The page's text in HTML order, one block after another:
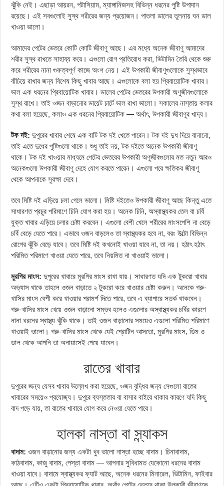
ঝুঁকি নেই। এছাড়া আয়রন, পটাসিয়াম, ম্যাঙ্গানিজসহ বিভিন্ন ধরনের পুষ্টি উপাদান
রয়েছে। এই সবগুলোই সুস্থ শরীরের জন্য প্রয়োজন। পাতলা ডালের তুলনায় ঘন ডাল
খাওয়া ভালো।
আমাদের পেটের ভেতরে কোটি কোটি জীবাণু আছে। এর মধ্যে অনেক জীবাণু আমাদের
শরীর সুস্থ রাখতে সাহায্য করে। এগুলো রোগ প্রতিরোধ করা, ভিটামিন তৈরি থেকে শুরু
করে শরীরের নানা গুরুত্বপূর্ণ কাজে অংশ নেয়। এই উপকারী জীবাণুগুলোকে সুস্থভাবে
বাঁচিয়ে রাখার জন্য বিশেষ কিছু খাবার আছে। এগুলোকে বলা হয় প্রিবায়োটিক খাবার।
ডাল এক ধরনের প্রিবায়োটিক খাবার। ডালের পেটের ভেতরের উপকারী অণুজীবগুলোকে
সুস্থ রাখে। তাই ওজন বাড়ানোর ডায়েট চার্টে ডাল রাখা ভালো। সকালের নাস্তায় কলার
কথা বলা হয়েছে, কলাও এক ধরনের প্রিবায়োটিক — অর্থাৎ, উপকারী জীবাণুর খাদ্য।
টক দই: দুপুরের খাবার শেষে এক বাটি টক দই খেতে পারেন। টক দই দুধ দিয়ে বানানো,
তাই এতে দুধের পুষ্টিগুলো থাকে। শুধু তাই নয়, টক দইতে অনেক উপকারী জীবাণু
থাকে। টক দই খাওয়ার মাধ্যমে পেটের ভেতরের উপকারী অণুজীবগুলোর মত নতুন আরও
অনেকগুলো উপকারী জীবাণু দেহে যোগ করতে পারেন। এগুলো পরে ক্ষতিকর জীবাণু
থেকে আপনাকে সুরক্ষা দেবে।
তবে মিষ্টি দই এড়িয়ে চলা গেলে ভালো। মিষ্টি দইতেও উপকারী জীবাণু আছে কিন্তু এতে
সাধারণত প্রচুর পরিমাণে চিনি যোগ করা হয়। অনেক চিনি, অস্বাস্থ্যকর তেল বা চর্বি
যুক্ত খাবার এড়িয়ে চলার চেষ্টা করবেন। এগুলো বেশী খেলে শরীরের মাংসপেশি না বেড়ে
চর্বি বেড়ে যেতে পারে। এভাবে ওজন বাড়লেও তা স্বাস্থ্যকর হবে না, বরং উল্টো বিভিন্ন
রোগের ঝুঁকি বেড়ে যাবে। তবে মিষ্টি দই কখনোই খাওয়া যাবে না, তা নয়। হঠাৎ হঠাৎ
পরিমিত পরিমাণে খাওয়া যেতে পারে, তবে নিয়মিত না খাওয়াই ভালো।
মুরগির মাংস: দুপুরের খাবারে মুরগির মাংস রাখা যায়। সাধারণত যদি এক টুকরো খাবার
অভ্যাস থাকে তাহলে ওজন বাড়াতে ২ টুকরো করে খাওয়ার চেষ্টা করুন। অনেকে গরু-
খাসির মাংস বেশী করে খাওয়ার পরামর্শ দিতে পারে, তবে এ ব্যাপারে সতর্ক থাকবেন।
গরু-খাসির মাংস খেয়ে ওজন বাড়ানো সম্ভব হলেও এগুলোর অস্বাস্থ্যকর চর্বির কারণে
নানা ধরনের স্বাস্থ্য ঝুঁকি থাকে। তাই ওজন বাড়ানোর সময়েও এগুলো পরিমিত পরিমাণে
খাওয়াই ভালো। গরু-খাসির মাংস থেকে যেই প্রোটিন আসতো, মুরগির মাংস, ডিম ও
ডাল থেকে আপনি তা অনায়াসেই পেয়ে যাবেন।
রাতের খাবার
দুপুরের জন্য যেসব খাবার উল্লেখ করা হয়েছে, ওজন বৃদ্ধির জন্য সেগুলো রাতের
খাবারের সময়েও প্রযোজ্য। দুপুরে ব্যস্ততার বা বাসার বাইরে থাকার কারণে যদি কিছু
বাদ পড়ে যায়, তা রাতের খাবারে যোগ করে নেওয়া যেতে পারে।
হালকা নাস্তা বা স্ন্যাকস
বাদাম: ওজন বাড়ানোর জন্য একটা খুব ভালো নাস্তা হচ্ছে বাদাম। চিনাবাদাম,
কাঠবাদাম, কাজু বাদাম, পেস্তা বাদাম — আপনার সুবিধামত যেকোনো ধরনের বাদাম
খাওয়া যাবে। বাদামে স্বাস্থ্যকর ফ্যাট আছে, অনেক ধরনের মিনারেল, ভিটামিন, ফাইবার